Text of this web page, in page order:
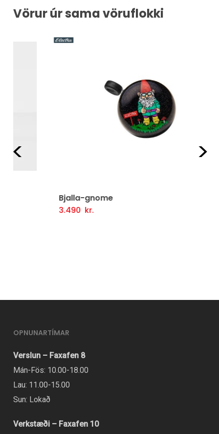
Vörur úr sama vöruflokki
Bjalla-gnome
kr.
Setja Í Körfu
OPNUNARTÍMAR
Verslun – Faxafen 8
Mán-Fös: 10.00-18.00
Lau: 11.00-15.00
Sun: Lokað
Verkstæði – Faxafen 10